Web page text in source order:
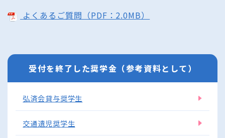
よくあるご質問（PDF：2.0MB）
受付を終了した奨学金（参考資料として）
弘済会貸与奨学生
交通遺児奨学生